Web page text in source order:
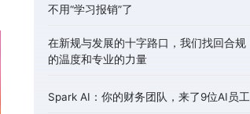
不用“学习报销”了
在新规与发展的十字路口，我们找回合规
的温度和专业的力量
Spark AI：你的财务团队，来了9位AI员工